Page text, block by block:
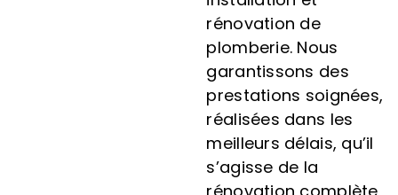
rénovation de
plomberie. Nous
garantissons des
prestations soignées,
réalisées dans les
meilleurs délais, qu’il
s’agisse de la